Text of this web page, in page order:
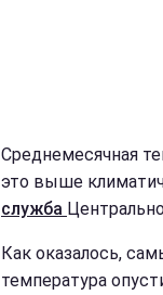
Среднемесячная
это выше
служба
Как оказалось,
температура